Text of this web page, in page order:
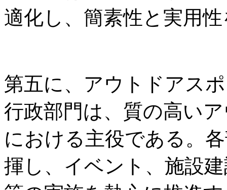
適化し、簡素性と実用
第五に、アウトドアス
行政部門は、質の高い
における主役である。
揮し、イベント、施設